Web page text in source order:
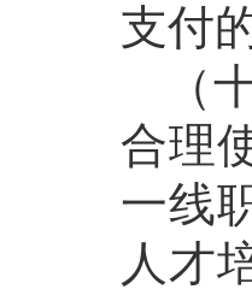
支付
（
合理
一线
人才